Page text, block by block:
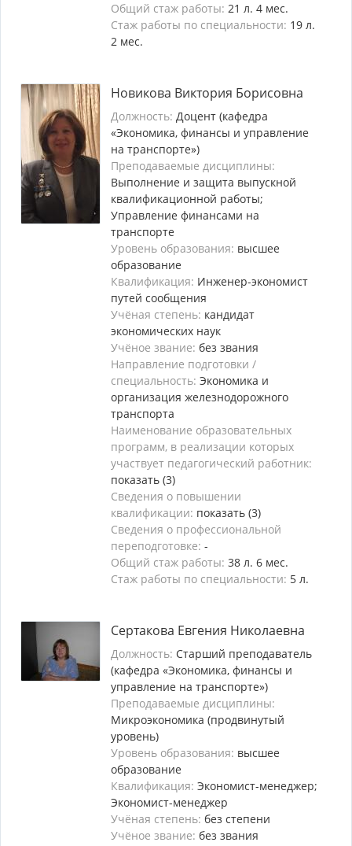
Общий стаж работы: 21 л. 4 мес.
Стаж работы по специальности: 19 л.
2 мес.
Новикова Виктория Борисовна
Должность: Доцент (кафедра
«Экономика, финансы и управление
на транспорте»)
Преподаваемые дисциплины:
Выполнение и защита выпускной
квалификационной работы;
Управление финансами на
транспорте
Уровень образования: высшее
образование
Квалификация: Инженер-экономист
путей сообщения
Учёная степень: кандидат
экономических наук
Учёное звание: без звания
Направление подготовки /
специальность: Экономика и
организация железнодорожного
транспорта
Наименование образовательных
программ, в реализации которых
участвует педагогический работник:
показать (3)
Сведения о повышении
квалификации: показать (3)
Сведения о профессиональной
переподготовке: -
Общий стаж работы: 38 л. 6 мес.
Стаж работы по специальности: 5 л.
Сертакова Евгения Николаевна
Должность: Старший преподаватель
(кафедра «Экономика, финансы и
управление на транспорте»)
Преподаваемые дисциплины:
Микроэкономика (продвинутый
уровень)
Уровень образования: высшее
образование
Квалификация: Экономист-менеджер;
Экономист-менеджер
Учёная степень: без степени
Учёное звание: без звания